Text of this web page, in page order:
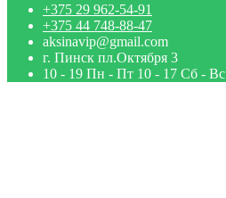
+375 29 962-54-91
+375 44 748-88-47
aksinavip@gmail.com
г. Пинск пл.Октября 3
10 - 19 Пн - Пт 10 - 17 Сб - Вс